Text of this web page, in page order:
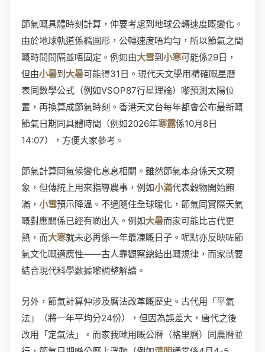
節氣嘅具體時刻計算，仲要考慮到地球公轉速度嘅變化。
由於地球軌道係橢圓形，公轉速度唔均勻，所以節氣之間
嘅時間間隔並唔固定。例如由大雪到小寒可能係29日，
但由小暑到大暑可能得31日。現代天文學用精確嘅星曆
表同數學公式（例如VSOP87行星理論）嚟預測太陽位
置，再換算成節氣時刻。香港天文台每年都會公布最新嘅
節氣日期同具體時間（例如2026年寒露係10月8日
14:07），方便大家參考。
節氣計算同氣候變化息息相關。雖然節氣本身係天文現
象，但傳統上用來指導農事，例如小滿代表穀物開始飽
滿， 小雪預示降溫。不過隨住全球暖化，節氣同實際天氣
嘅對應關係已經有啲出入。例如大暑而家可能比古代更
熱，而大寒就未必再係一年最凍嘅日子。呢點亦反映咗節
氣文化嘅適應性——古人靠觀察總結出嘅規律，而家就要
結合現代科學數據嚟調整解讀。
另外，節氣計算仲涉及曆法改革嘅歷史。古代用「平氣
法」（將一年平均分24份），但因為誤差大，唐代之後
改用「定氣法」。而家我哋用嘅公曆（格里曆）同農曆並